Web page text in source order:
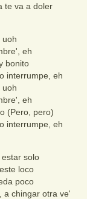
te va a doler
uoh
eh
bonito
interrumpe, eh
uoh
eh
(Pero, pero)
interrumpe, eh
solo
loco
poco
a chingar otra ve'